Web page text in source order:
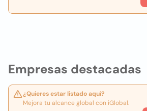
Empresas destacadas
¿Quieres estar listado aquí?
Mejora tu alcance global con iGlobal.